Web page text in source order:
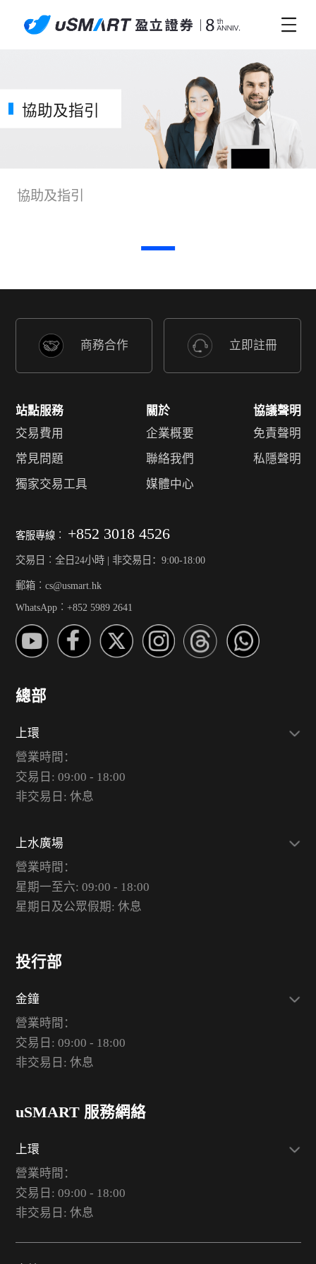
協助及指引
協助及指引
商務合作 立即註冊
站點服務
交易費用
常見問題
獨家交易工具
關於
企業概要
聯絡我們
媒體中心
協議聲明
免責聲明
私隱聲明
客服專線︰ +852 3018 4526
交易日︰全日24小時 | 非交易日：9:00-18:00
郵箱︰cs@usmart.hk
WhatsApp︰+852 5989 2641
總部
上環
營業時間：
交易日: 09:00 - 18:00
非交易日: 休息
上水廣場
營業時間：
星期一至六: 09:00 - 18:00
星期日及公眾假期: 休息
投行部
金鐘
營業時間：
交易日: 09:00 - 18:00
非交易日: 休息
uSMART 服務網絡
上環
營業時間：
交易日: 09:00 - 18:00
非交易日: 休息